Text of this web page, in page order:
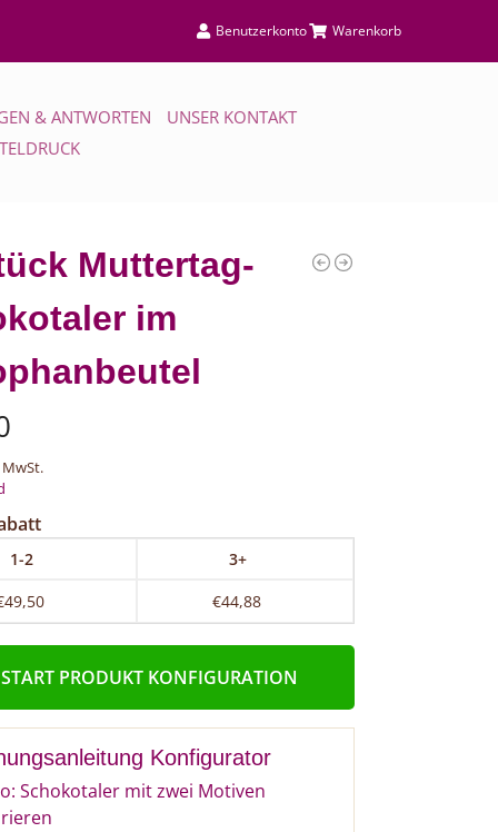
Benutzerkonto Warenkorb
& ANTWORTEN
UNSER KONTAKT
Muttertag-
im
1-2
3+
€44,88
START PRODUKT KONFIGURATION
Konfigurator
Schokotaler mit zwei Motiven